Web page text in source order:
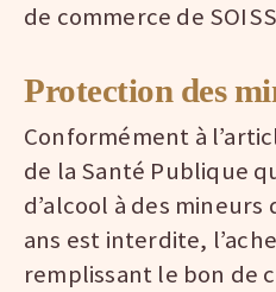
de commerce de
Protection des
Conformément à
de la Santé Publique
d’alcool à des mineurs
ans est interdite,
remplissant le bon de